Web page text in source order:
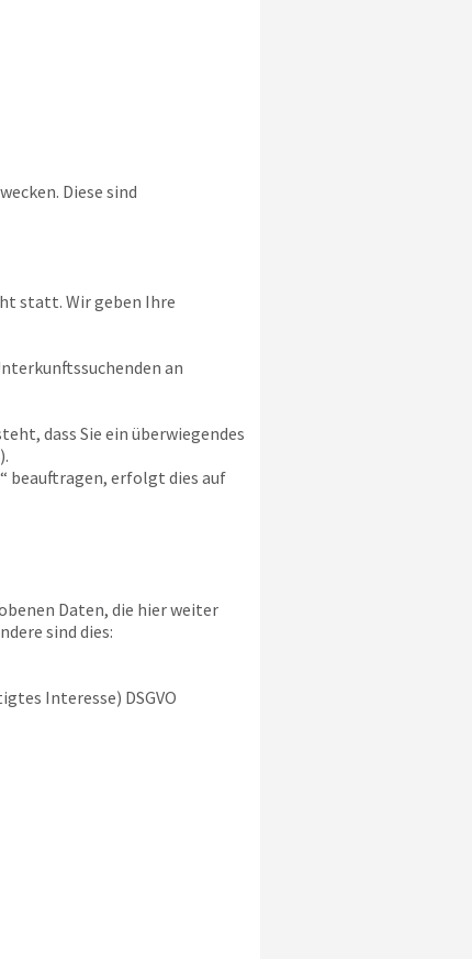
Diese sind
statt. Wir geben Ihre
an
dass Sie ein überwiegendes
beauftragen, erfolgt dies auf
Daten, die hier weiter
sind dies:
Interesse) DSGVO